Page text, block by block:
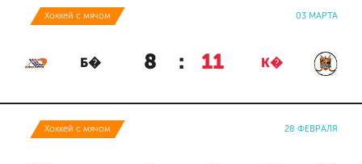
Хоккей с мячом 03 МАРТА
Б� 8 : 11 К�
Хоккей с мячом 28 ФЕВРАЛЯ